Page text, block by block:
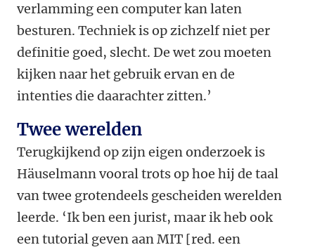
verlamming een computer kan laten
besturen. Techniek is op zichzelf niet per
definitie goed, slecht. De wet zou moeten
kijken naar het gebruik ervan en de
intenties die daarachter zitten.’
Twee werelden
Terugkijkend op zijn eigen onderzoek is
Häuselmann vooral trots op hoe hij de taal
van twee grotendeels gescheiden werelden
leerde. ‘Ik ben een jurist, maar ik heb ook
een tutorial geven aan MIT [red. een